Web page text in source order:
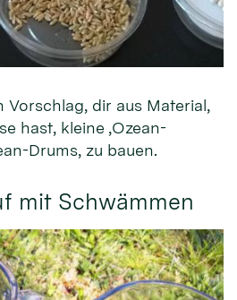
Vorschlag, dir aus Material,
hast, kleine ‚Ozean-
Drums, zu bauen.
mit Schwämmen